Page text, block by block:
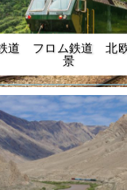
道 フロム鉄道 北
景